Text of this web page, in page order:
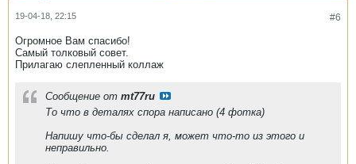
#6
19-04-18, 22:15
Огромное Вам спасибо!
Самый толковый совет.
Прилагаю слепленный коллаж
Сообщение от mt77ru
То что в деталях спора написано (4 фотка)
Напишу что-бы сделал я, может что-то из этого и
неправильно.